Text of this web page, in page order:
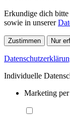
Erkundige dich
sowie in unserer
Zustimmen Nur
Individuelle
Marketing